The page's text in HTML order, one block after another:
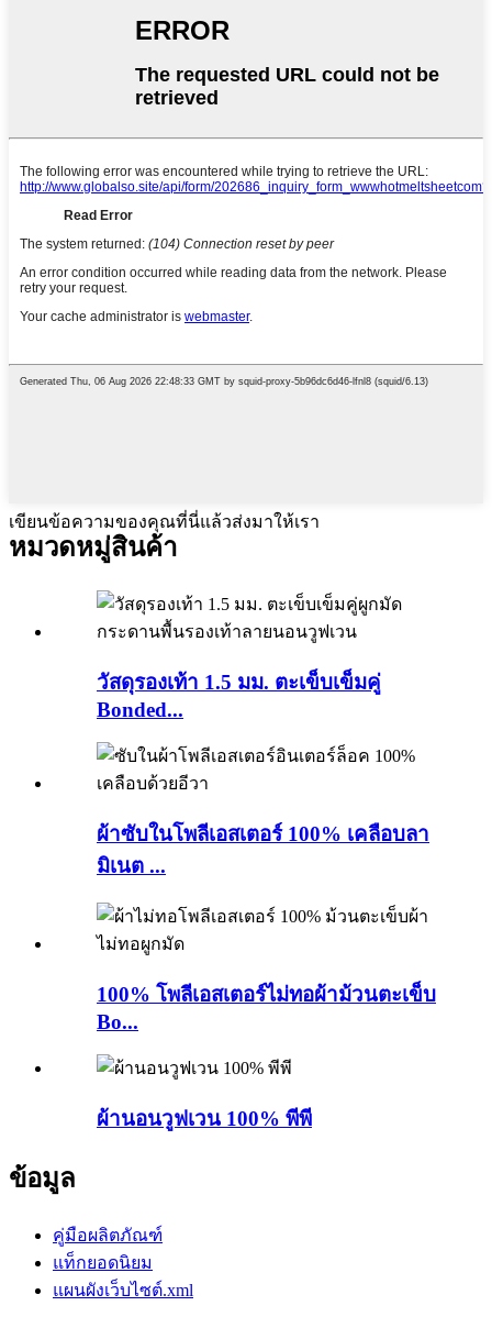
เขียนข้อความของคุณที่นี่แล้วส่งมาให้เรา
หมวดหมู่สินค้า
วัสดุรองเท้า 1.5 มม. ตะเข็บเข็มคู่
Bonded...
ผ้าซับในโพลีเอสเตอร์ 100% เคลือบลา
มิเนต ...
100% โพลีเอสเตอร์ไม่ทอผ้าม้วนตะเข็บ
Bo...
ผ้านอนวูฟเวน 100% พีพี
ข้อมูล
คู่มือผลิตภัณฑ์
แท็กยอดนิยม
แผนผังเว็บไซต์.xml